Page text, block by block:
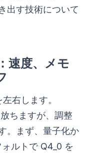
出す技術について
速度、メモ
右します。
ちますが、調整
。まず、量子化か
ルトで Q4_0 を